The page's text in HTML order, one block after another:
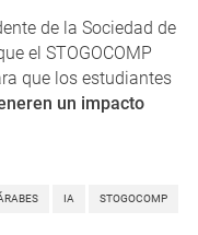
de la Sociedad de
el STOGOCOMP
que los estudiantes
un impacto
IA STOGOCOMP